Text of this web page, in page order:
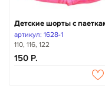
Детские шорты с
артикул: 1628-1
110, 116, 122
150